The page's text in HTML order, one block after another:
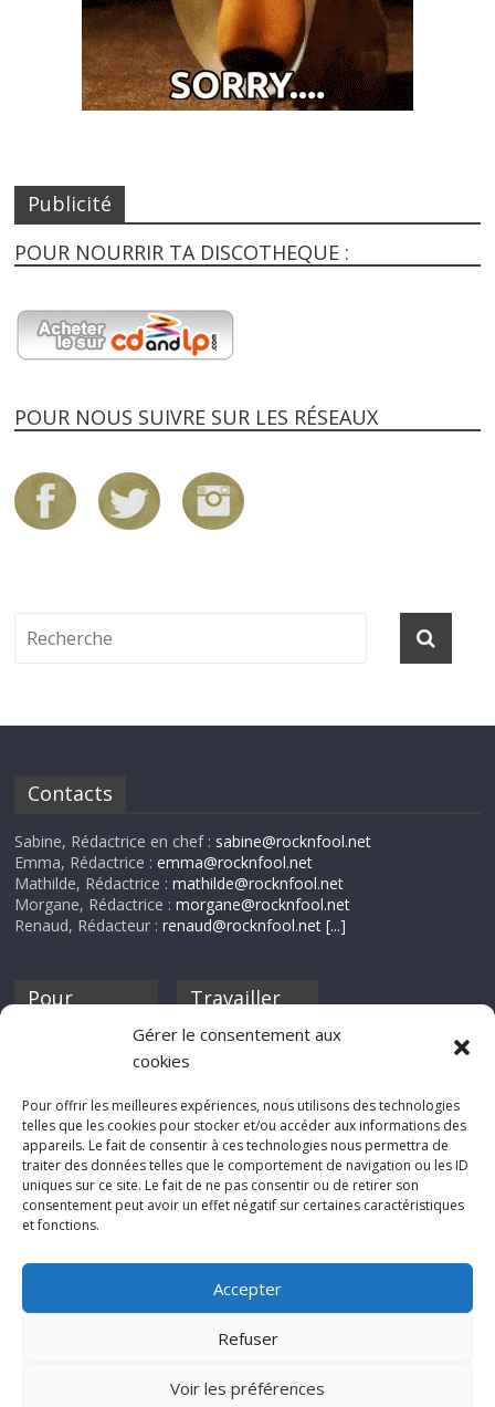
Gérer le consentement aux
cookies
Pour offrir les meilleures expériences, nous utilisons des technologies
telles que les cookies pour stocker et/ou accéder aux informations des
appareils. Le fait de consentir à ces technologies nous permettra de
traiter des données telles que le comportement de navigation ou les ID
uniques sur ce site. Le fait de ne pas consentir ou de retirer son
consentement peut avoir un effet négatif sur certaines caractéristiques
et fonctions.
Accepter
Refuser
Voir les préférences
Publicité
POUR NOURRIR TA DISCOTHEQUE :
POUR NOUS SUIVRE SUR LES RÉSEAUX
Contacts
Sabine, Rédactrice en chef : sabine@rocknfool.net
Emma, Rédactrice :emma@rocknfool.net
Mathilde, Rédactrice :mathilde@rocknfool.net
Morgane, Rédactrice :morgane@rocknfool.net
Renaud, Rédacteur :renaud@rocknfool.net [...]
Pour
discothèque
Travailler
Si tu souhaites
Rocknfool, n'hésite
pas à nous envoyer
tes chroniques de
concerts, de films,
séries ou des billets
d'humeur :
net